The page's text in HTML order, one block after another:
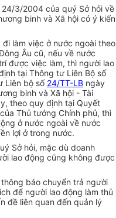
3/2004 của quý Sở hỏi về
binh và Xã hội có ý kiến
làm việc ở nước ngoài theo
Âu cũ, nếu về nước
được việc làm, thì người lao
tại Thông tư Liên Bộ số
Liên bộ số 24/TT-LB ngày
binh và Xã hội - Tài
theo quy định tại Quyết
Thủ tướng Chính phủ, thì
ở nước ngoài về nước
lợi ở trong nước.
Sở hỏi, mặc dù doanh
lao động cũng không được
báo chuyển trả người
để người lao động làm thủ
đề liên quan đến quản lý